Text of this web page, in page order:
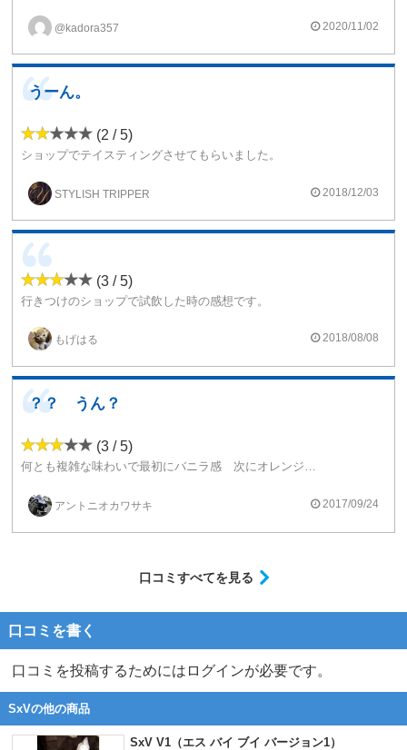
@kadora357 2020/11/02
うーん。
(2 / 5)
ショップでテイスティングさせてもらいました。
数口吸っていると、ホイップクリームっぽさや柑橘っぽさやシナモンっぽさやクッキーっぽさやナッツっぽさが混ざり合って、「っぽい味」がたくさん出て来る感じなんですが、個人的にはシナモンが目立ってしまってちょっと苦手でした。
STYLISH TRIPPER 2018/12/03
(3 / 5)
行きつけのショップで試飲した時の感想です。
正直、何味のリキッドなのか分かりませんでした。
もげはる 2018/08/08
？？ うん？
(3 / 5)
何とも複雑な味わいで最初にバニラ感 次にオレンジのような香りが横切り 次にナッツのような風味 そしてチェーンしてるとよくわからなくなってきて？？みたいな感じですが ワイドボアなので微かにわかる程度でした。もっとテクニカルで強めのw数にて炊いてあげればまた良くなると思いますが やはりバニラ感は自分には合いませんでした、、、
アントニオカワサキ 2017/09/24
口コミすべてを見る
口コミを書く
口コミを投稿するためにはログインが必要です。
SxVの他の商品
SxV V1（エス バイ ブイ バージョン1）